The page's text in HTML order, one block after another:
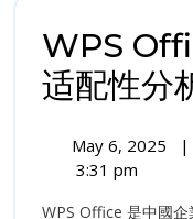
WPS
适配性分
May 6, 2025
May
|
3:31 pm
WPS Office 是中國企業金山辦公室軟體開發的領先辦公室套